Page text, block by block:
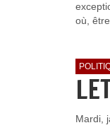
où,
Mardi,